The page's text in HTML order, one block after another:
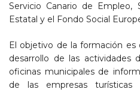
Servicio Canario de Empleo,
Estatal y el Fondo Social
El objetivo de la formación es
desarrollo de las actividades
oficinas municipales de
de las empresas